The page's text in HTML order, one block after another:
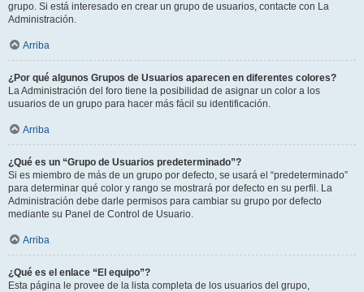
grupo. Si está interesado en crear un grupo de usuarios, contacte con La
Administración.
Arriba
¿Por qué algunos Grupos de Usuarios aparecen en diferentes colores?
La Administración del foro tiene la posibilidad de asignar un color a los
usuarios de un grupo para hacer más fácil su identificación.
Arriba
¿Qué es un “Grupo de Usuarios predeterminado”?
Si es miembro de más de un grupo por defecto, se usará el “predeterminado”
para determinar qué color y rango se mostrará por defecto en su perfil. La
Administración debe darle permisos para cambiar su grupo por defecto
mediante su Panel de Control de Usuario.
Arriba
¿Qué es el enlace “El equipo”?
Esta página le provee de la lista completa de los usuarios del grupo,